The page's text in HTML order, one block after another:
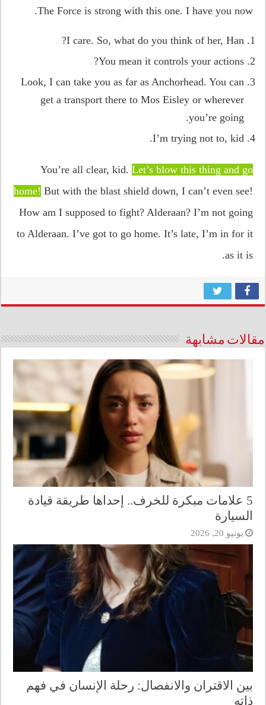
The Force is strong with this one. I have you now.
I care. So, what do you think of her, Han?
You mean it controls your actions?
Look, I can take you as far as Anchorhead. You can
get a transport there to Mos Eisley or wherever
you’re going.
I’m trying not to, kid.
You’re all clear, kid. Let’s blow this thing and go
home! But with the blast shield down, I can’t even see!
How am I supposed to fight? Alderaan? I’m not going
to Alderaan. I’ve got to go home. It’s late, I’m in for it
as it is.
مقالات مشابهة
5 علامات مبكرة للخرف.. إحداها طريقة قيادة
السيارة
يونيو 20, 2026
بين الاقتران والانفصال: رحلة الإنسان في فهم
ذاته